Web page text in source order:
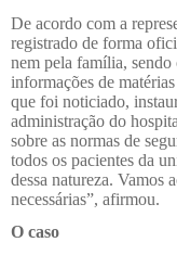
De acordo com a
registrado de forma
nem pela família,
informações de
que foi noticiado,
administração do
sobre as normas de
todos os pacientes da
dessa natureza. Vamos
necessárias”, afirmou.
O caso